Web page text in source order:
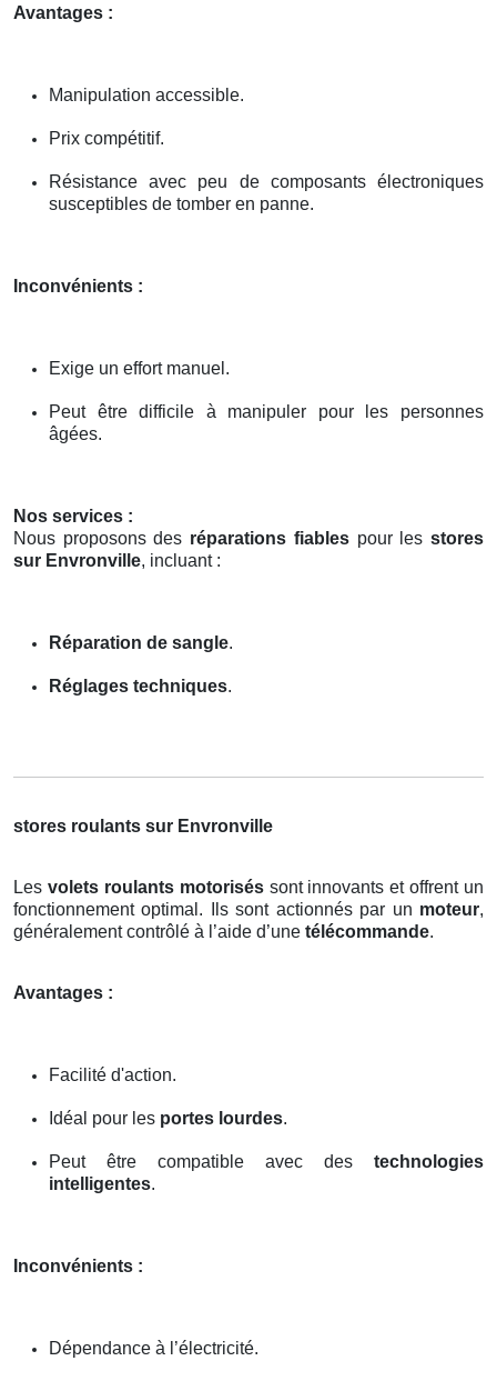
Avantages :
Manipulation accessible.
Prix compétitif.
Résistance avec peu de composants électroniques
susceptibles de tomber en panne.
Inconvénients :
Exige un effort manuel.
Peut être difficile à manipuler pour les personnes
âgées.
Nos services :
Nous proposons des réparations fiablespour lesstores
sur Envronville, incluant :
Réparation de sangle.
Réglages techniques.
stores roulants sur Envronville
Les volets roulants motoriséssont innovants et offrent un
fonctionnement optimal. Ils sont actionnés par un moteur,
généralement contrôlé à l’aide d’une télécommande.
Avantages :
Facilité d'action.
Idéal pour les portes lourdes.
Peut être compatible avec des technologies
intelligentes.
Inconvénients :
Dépendance à l’électricité.